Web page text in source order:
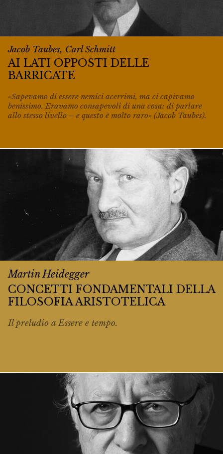
Jacob Taubes, Carl Schmitt
AI LATI OPPOSTI DELLE
BARRICATE
«Sapevamo di essere nemici acerrimi, ma ci capivamo
benissimo. Eravamo consapevoli di una cosa: di parlare
allo stesso livello – e questo è molto raro» (Jacob Taubes).
Martin Heidegger
CONCETTI FONDAMENTALI DELLA
FILOSOFIA ARISTOTELICA
Il preludio aEssere e tempo.